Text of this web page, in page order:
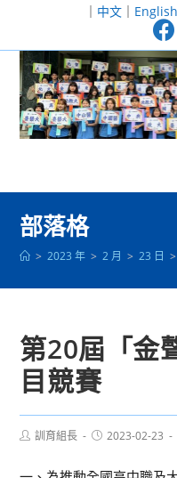
至
｜ 中文｜ English
部落格
> 2023 年 > 2 月 > 23 日 >
第20屆「金
目競賽
Post訓育組長
Post2023-02-23